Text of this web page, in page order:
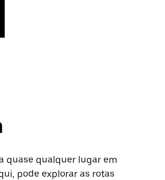
quase qualquer lugar em
pode explorar as rotas